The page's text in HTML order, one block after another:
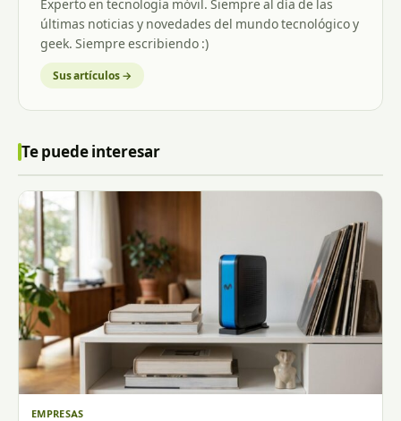
Experto en tecnología móvil. Siempre al día de las
últimas noticias y novedades del mundo tecnológico y
geek. Siempre escribiendo :)
Sus artículos →
Te puede interesar
EMPRESAS